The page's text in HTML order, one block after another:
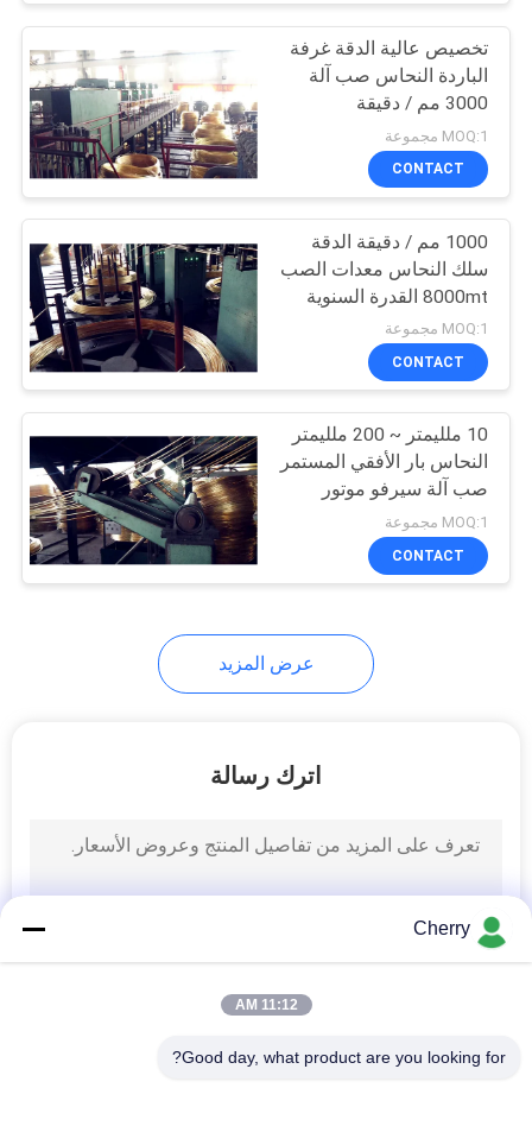
النحاس مطحنة
19
المعادن المتداول
مطحنة
33
آلة سحب الأسلاك
غرامة سلك آلة الرسم
7
تخصيص عالية الدقة غرفة
الباردة النحاس صب آلة
3000 مم / دقيقة
MOQ:1 مجموعة
CONTACT
1000 مم / دقيقة الدقة
سلك النحاس معدات الصب
8000mt القدرة السنوية
MOQ:1 مجموعة
CONTACT
10 ملليمتر ~ 200 ملليمتر
النحاس بار الأفقي المستمر
صب آلة سيرفو موتور
التحكم
MOQ:1 مجموعة
CONTACT
عرض المزيد
اترك رسالة
Cherry
11:12 AM
Good day, what product are you looking for?